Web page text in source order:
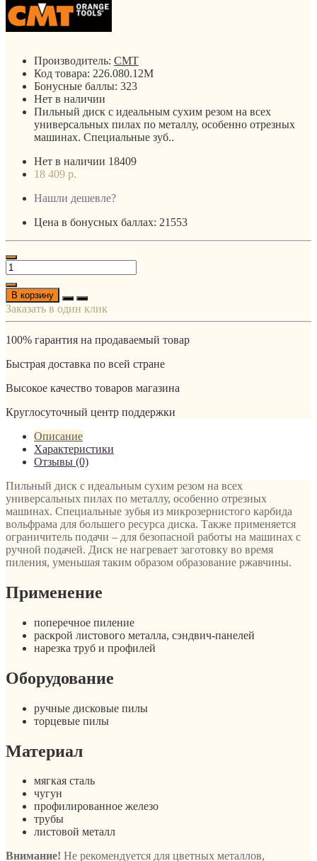
Производитель: CMT
Код товара: 226.080.12M
Бонусные баллы: 323
Нет в наличии
Пильный диск с идеальным сухим резом на всех
универсальных пилах по металлу, особенно отрезных
машинах. Специальные зуб..
Нет в наличии 18409
18 409 р.
Нашли дешевле?
Цена в бонусных баллах: 21553
В корзину
Заказать в один клик
100% гарантия на продаваемый товар
Быстрая доставка по всей стране
Высокое качество товаров магазина
Круглосуточный центр поддержки
Описание
Характеристики
Отзывы (0)
Пильный диск с идеальным сухим резом на всех
универсальных пилах по металлу, особенно отрезных
машинах. Специальные зубья из микрозернистого карбида
вольфрама для большего ресурса диска. Также применяется
ограничитель подачи – для безопасной работы на машинах с
ручной подачей. Диск не нагревает заготовку во время
пиления, уменьшая таким образом образование ржавчины.
Применение
поперечное пиление
раскрой листового металла, сэндвич-панелей
нарезка труб и профилей
Оборудование
ручные дисковые пилы
торцевые пилы
Материал
мягкая сталь
чугун
профилированное железо
трубы
листовой металл
Внимание! Не рекомендуется для цветных металлов,